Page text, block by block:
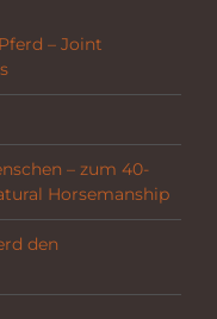
– Joint
– zum 40-
Horsemanship
den